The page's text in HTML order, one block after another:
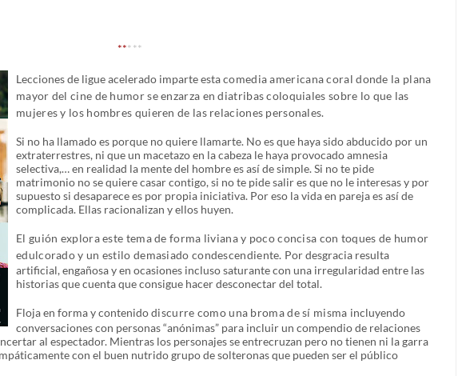
*****
Lecciones de ligue acelerado imparte estacomedia americana coral donde la plana
mayor del cine de humor se enzarza en diatribas coloquiales sobre lo que las
mujeres y los hombres quieren de las relaciones personales.
Si no ha llamado es porque no quiere llamarte. No es que haya sido abducido por un
extraterrestres, ni que un macetazo en la cabeza le haya provocado amnesia
selectiva,… en realidad la mente del hombre es así de simple. Si no te pide
matrimonio no se quiere casar contigo, si no te pide salir es que no le interesas y por
supuesto si desaparece es por propia iniciativa. Por eso la vida en pareja es así de
complicada. Ellas racionalizan y ellos huyen.
El guión explora este tema de forma liviana y poco concisa con toques de humor
edulcorado y un estilo demasiado condescendiente. Por desgracia resulta
artificial, engañosa y en ocasiones incluso saturante con una irregularidad entre las
historias que cuenta que consigue hacer desconectar del total.
Floja en forma y contenidodiscurre como una broma de sí misma incluyendo
conversaciones con personas “anónimas” para incluir un compendio de relaciones
al espectador. Mientras los personajes se entrecruzan pero no tienen ni la garra
con el buen nutrido grupo de solteronas que pueden ser el público